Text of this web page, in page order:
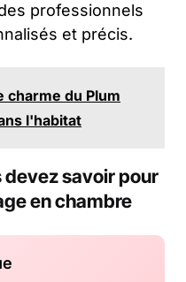
professionnels
et précis.
charme du Plum
l'habitat
devez savoir pour
en chambre